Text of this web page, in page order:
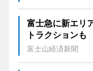
富士急に新エリ
トラクションも
富士山経済新聞